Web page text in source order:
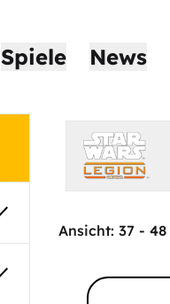
Spiele News
Ansicht: 37 - 48